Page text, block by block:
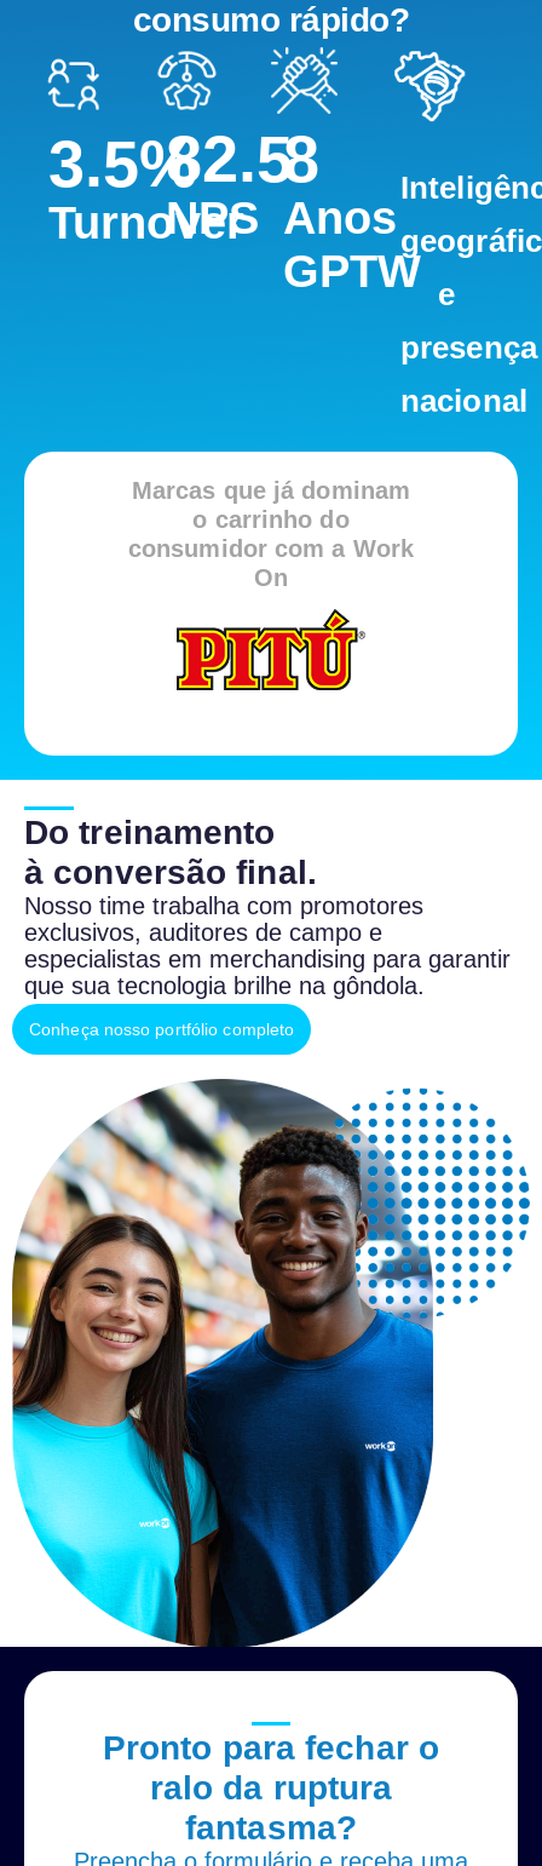
consumo rápido?
3.5%
Turnover
82.5
NPS
8
Anos
GPTW e
presença
nacional
Marcas que já dominam
o carrinho do
consumidor com a Work
On
Do treinamento
à conversão final.
Nosso time trabalha com promotores
exclusivos, auditores de campo e
especialistas em merchandising para garantir
que sua tecnologia brilhe na gôndola.
Conheça nosso portfólio completo
Pronto para fechar o
ralo da ruptura
fantasma?